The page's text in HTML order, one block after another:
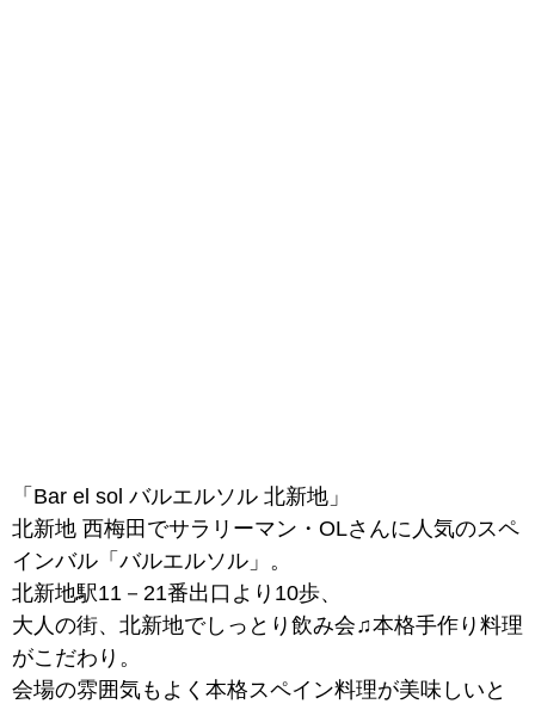
「Bar el sol バルエルソル 北新地」
北新地 西梅田でサラリーマン・OLさんに人気のスペ
インバル「バルエルソル」。
北新地駅11－21番出口より10歩、
大人の街、北新地でしっとり飲み会♫本格手作り料理
がこだわり。
会場の雰囲気もよく本格スペイン料理が美味しいと